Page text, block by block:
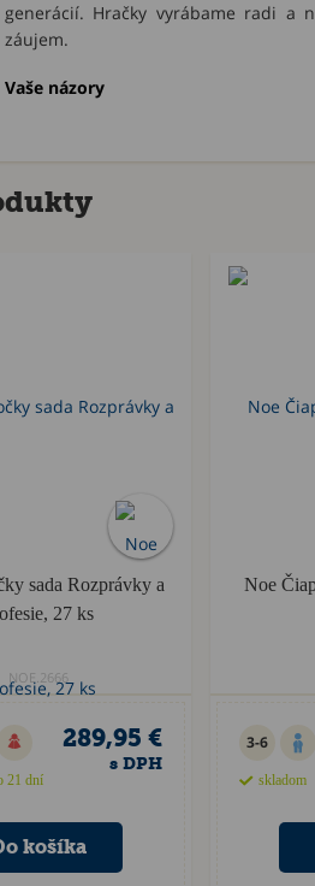
generácií. Hračky vyrábame radi a
záujem.
Vaše názory
sada Rozprávky a
27 ks
NOE.2666
21 dní
289,95 €
s DPH
Noe
3-6
skladom